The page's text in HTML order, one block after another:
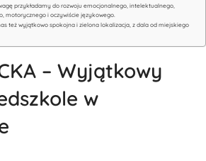
przykładamy do rozwoju emocjonalnego, intelektualnego,
motorycznego i oczywiście językowego.
też wyjątkowo spokojna i zielona lokalizacja, z dala od miejskiego
– Wyjątkowy
w